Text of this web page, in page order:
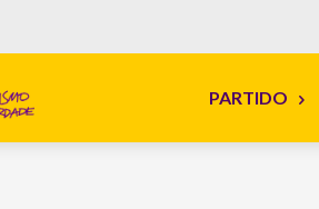
PARTIDO